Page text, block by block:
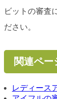
ビットの審査
ださい。
関連ペー
レディース